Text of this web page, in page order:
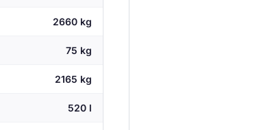
2660 kg
75 kg
2165 kg
520 l